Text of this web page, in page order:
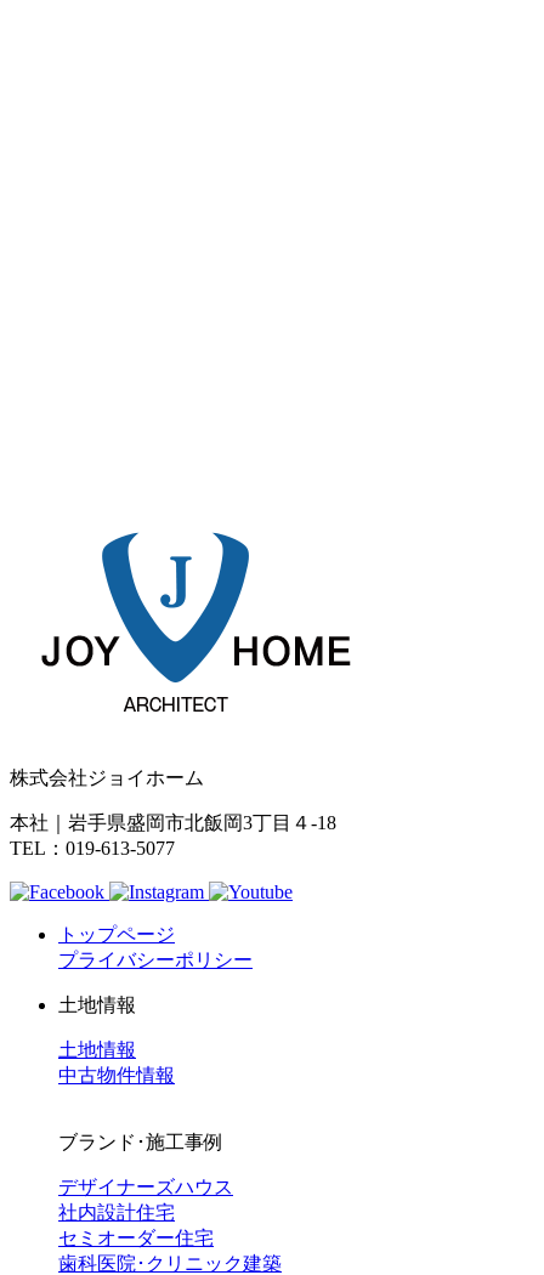
株式会社ジョイホーム
本社｜岩手県盛岡市北飯岡3丁目４-18
TEL：019-613-5077
トップページ
プライバシーポリシー
土地情報
土地情報
中古物件情報
ブランド･施工事例
デザイナーズハウス
社内設計住宅
セミオーダー住宅
歯科医院･クリニック建築